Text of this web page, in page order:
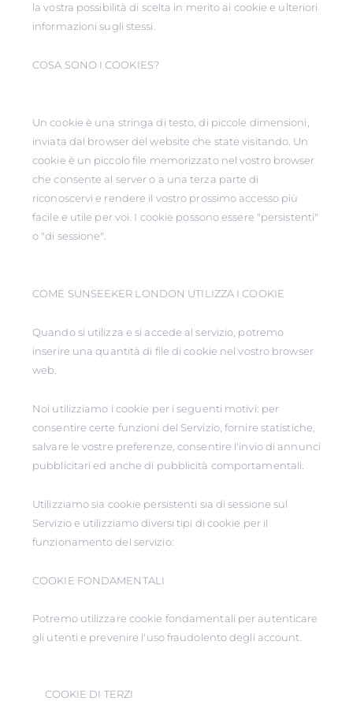
la vostra possibilità di scelta in merito ai cookie e ulteriori
informazioni sugli stessi.
COSA SONO I COOKIES?
Un cookie è una stringa di testo, di piccole dimensioni,
inviata dal browser del website che state visitando. Un
cookie è un piccolo file memorizzato nel vostro browser
che consente al server o a una terza parte di
riconoscervi e rendere il vostro prossimo accesso più
facile e utile per voi. I cookie possono essere "persistenti"
o "di sessione".
COME SUNSEEKER LONDON UTILIZZA I COOKIE
Quando si utilizza e si accede al servizio, potremo
inserire una quantità di file di cookie nel vostro browser
web.
Noi utilizziamo i cookie per i seguenti motivi: per
consentire certe funzioni del Servizio, fornire statistiche,
salvare le vostre preferenze, consentire l'invio di annunci
pubblicitari ed anche di pubblicità comportamentali.
Utilizziamo sia cookie persistenti sia di sessione sul
Servizio e utilizziamo diversi tipi di cookie per il
funzionamento del servizio:
COOKIE FONDAMENTALI
Potremo utilizzare cookie fondamentali per autenticare
gli utenti e prevenire l'uso fraudolento degli account.
COOKIE DI TERZI